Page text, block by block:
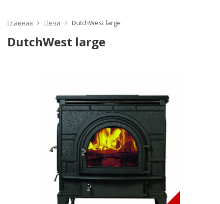
Главная Печи DutchWest large
DutchWest large